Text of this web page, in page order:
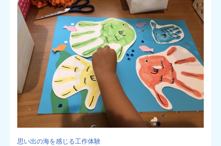
思い出の海を感じる工作体験